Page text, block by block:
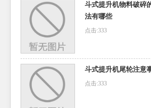
斗式提升机物料破碎
法有哪些
点击:333
斗式提升机尾轮注意
点击:333